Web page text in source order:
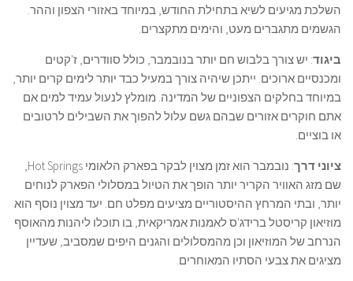
השלכת מגיעים לשיא בתחילת החודש, במיוחד באזורי הצפון וההר.
הגשמים מתגברים מעט, והימים מתקצרים.
ביגוד: יש צורך בלבוש חם יותר בנובמבר, כולל סוודרים, ז'קטים
ומכנסיים ארוכים. ייתכן שיהיה צורך במעיל כבד יותר לימים קרים יותר,
במיוחד בחלקים הצפוניים של המדינה. מומלץ לנעול עמיד למים אם
אתם חוקרים אזורים שבהם גשם עלול להפוך את השבילים לרטובים
או בוציים.
ציוני דרך
: נובמבר הוא זמן מצוין לבקר בפארק הלאומי Hot Springs,
שם מזג האוויר הקריר יותר הופך את הטיול במסלולי הפארק לנוחים
יותר, ובתי המרחץ ההיסטוריים מציעים מפלט חם. יעד מצוין נוסף הוא
מוזיאון קריסטל ברידג'ס לאמנות אמריקאית, בו תוכלו ליהנות מהאוסף
הנרחב של המוזיאון וכן מהמסלולים והגנים היפים שמסביב, שעדיין
מציגים את צבעי הסתיו המאוחרים.